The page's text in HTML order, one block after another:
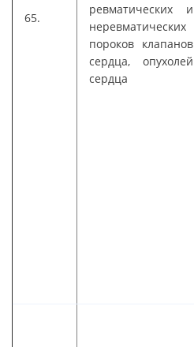
65.
ревматических и
неревматических
пороков клапанов
сердца, опухолей
сердца